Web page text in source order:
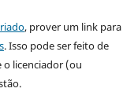
, prover um link para
. Isso pode ser feito de
licenciador (ou